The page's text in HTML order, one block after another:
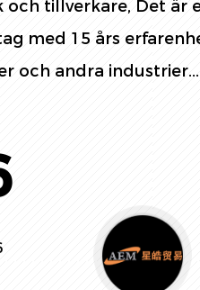
och tillverkare, Det är
med 15 års
och andra industrier...